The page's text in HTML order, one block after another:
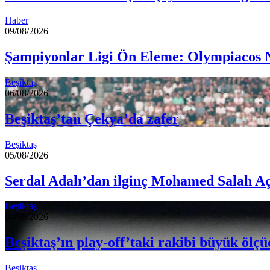
Haber
09/08/2026
Şampiyonlar Ligi Ön Eleme: Olympiacos
Beşiktaş
06/08/2026
Beşiktaş’tan Çekya’da zafer
Beşiktaş
05/08/2026
Serdal Adalı’dan ilginç Mohamed Salah
Beşiktaş
04/08/2026
Beşiktaş’ın play-off’taki rakibi büyük